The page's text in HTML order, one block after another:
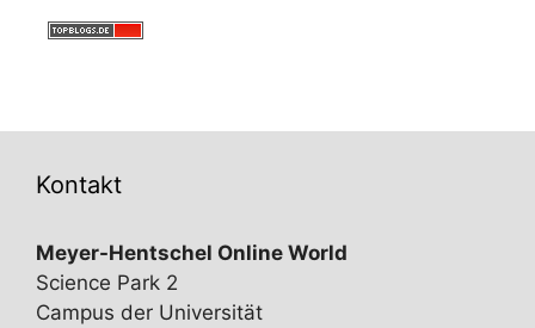
Kontakt
Meyer-Hentschel Online World
Science Park 2
Campus der Universität